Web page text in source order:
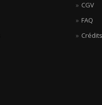
CGV
FAQ
Crédits